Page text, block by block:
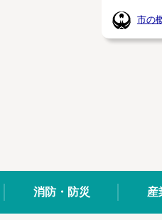
常陸太田市ホーム
市の
消防・防災 産